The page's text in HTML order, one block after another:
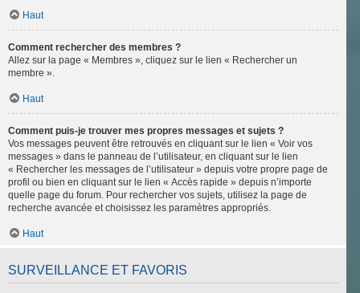
Haut
Comment rechercher des membres ?
Allez sur la page « Membres », cliquez sur le lien « Rechercher un
membre ».
Haut
Comment puis-je trouver mes propres messages et sujets ?
Vos messages peuvent être retrouvés en cliquant sur le lien « Voir vos
messages » dans le panneau de l’utilisateur, en cliquant sur le lien
« Rechercher les messages de l’utilisateur » depuis votre propre page de
profil ou bien en cliquant sur le lien « Accès rapide » depuis n’importe
quelle page du forum. Pour rechercher vos sujets, utilisez la page de
recherche avancée et choisissez les paramètres appropriés.
Haut
SURVEILLANCE ET FAVORIS